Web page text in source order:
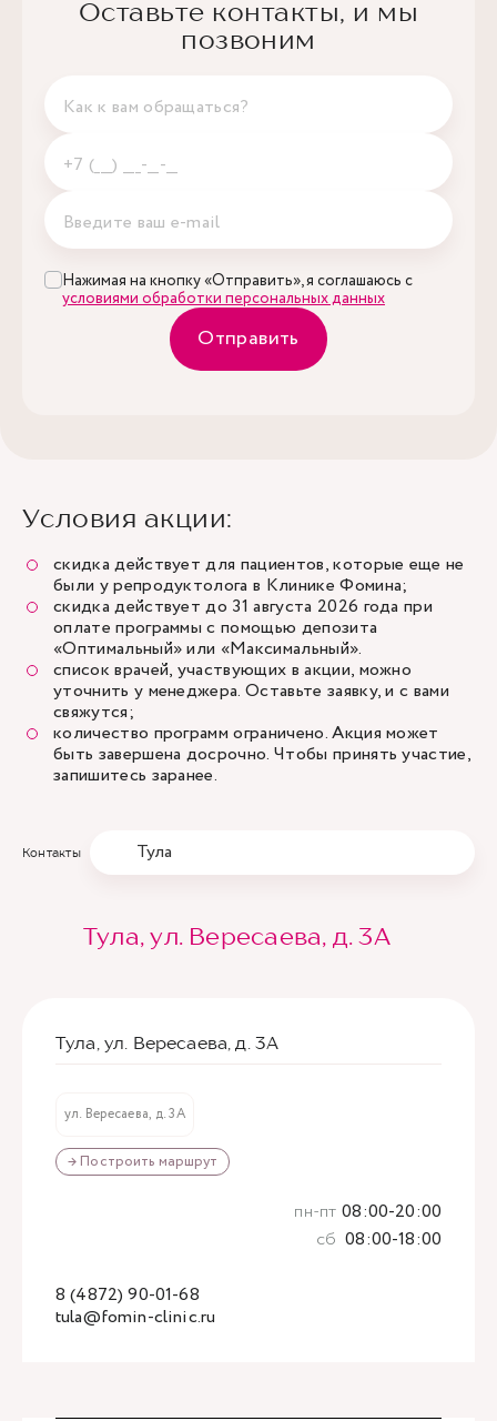
Оставьте контакты, и мы
позвоним
Нажимая на кнопку «Отправить», я соглашаюсь с
условиями обработки персональных данных
Отправить
Условия акции:
скидка действует для пациентов, которые еще не
были у репродуктолога в Клинике Фомина;
скидка действует до 31 августа 2026 года при
оплате программы с помощью депозита
«Оптимальный» или «Максимальный».
список врачей, участвующих в акции, можно
уточнить у менеджера. Оставьте заявку, и с вами
свяжутся;
количество программ ограничено. Акция может
быть завершена досрочно. Чтобы принять участие,
запишитесь заранее.
Контакты Тула
Тула, ул. Вересаева, д. 3А
Тула, ул. Вересаева, д. 3А
ул. Вересаева, д. 3А
→ Построить маршрут
tula@fomin-clinic.ru
8 (4872) 90-01-68
пн-пт 08:00-20:00
сб 08:00-18:00